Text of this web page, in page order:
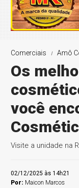
Comerciais Amô
Os
você
Visite a unidade na
02/12/2025 às 14h21
Por: Maicon Marcos